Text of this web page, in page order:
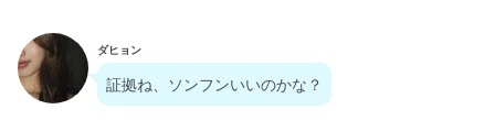
ダヒョン
証拠ね、ソンフンいいのかな？